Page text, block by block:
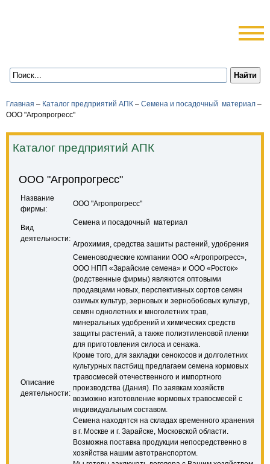
Главная – Каталог предприятий АПК – Семена и посадочный материал –
ООО "Агропрогресс"
Каталог предприятий АПК
ООО "Агропрогресс"
Название
фирмы:
ООО "Агропрогресс"
Вид
деятельности:
Семена и посадочный материал
Агрохимия, средства зашиты растений, удобрения
Описание
деятельности:
Семеноводческие компании ООО «Агропрогресс»,
ООО НПП «Зарайские семена» и ООО «Росток»
(родственные фирмы) являются оптовыми
продавцами новых, перспективных сортов семян
озимых культур, зерновых и зернобобовых культур,
семян однолетних и многолетних трав,
минеральных удобрений и химических средств
защиты растений, а также полиэтиленовой пленки
для приготовления силоса и сенажа.
Кроме того, для закладки сенокосов и долголетних
культурных пастбищ предлагаем семена кормовых
травосмесей отечественного и импортного
производства (Дания). По заявкам хозяйств
возможно изготовление кормовых травосмесей с
индивидуальным составом.
Семена находятся на складах временного хранения
в г. Москве и г. Зарайске, Московской области.
Возможна поставка продукции непосредственно в
хозяйства нашим автотранспортом.